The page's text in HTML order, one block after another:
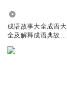
成语故事大全成语大
全及解释成语典故四